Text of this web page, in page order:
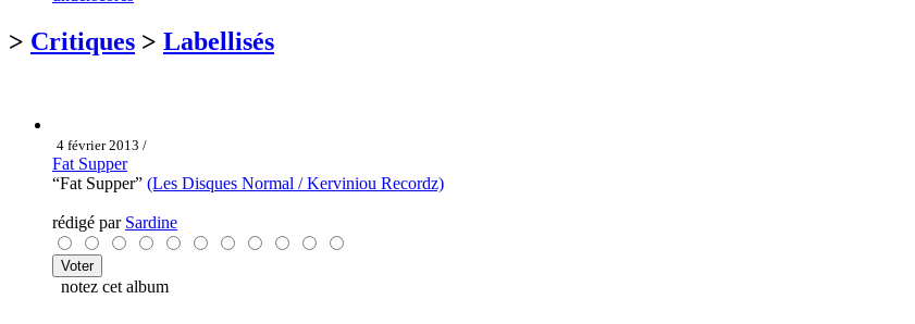
> Critiques > Labellisés
4 février 2013 /
Fat Supper
“Fat Supper” (Les Disques Normal / Kerviniou Recordz)
rédigé par Sardine
notez cet album